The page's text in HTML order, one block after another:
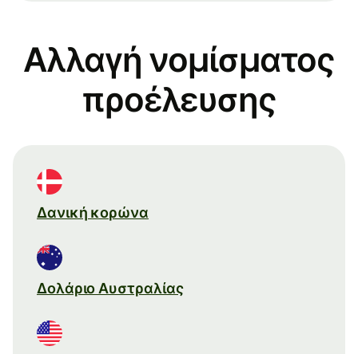
Αλλαγή νομίσματος
προέλευσης
Δανική κορώνα
Δολάριο Αυστραλίας